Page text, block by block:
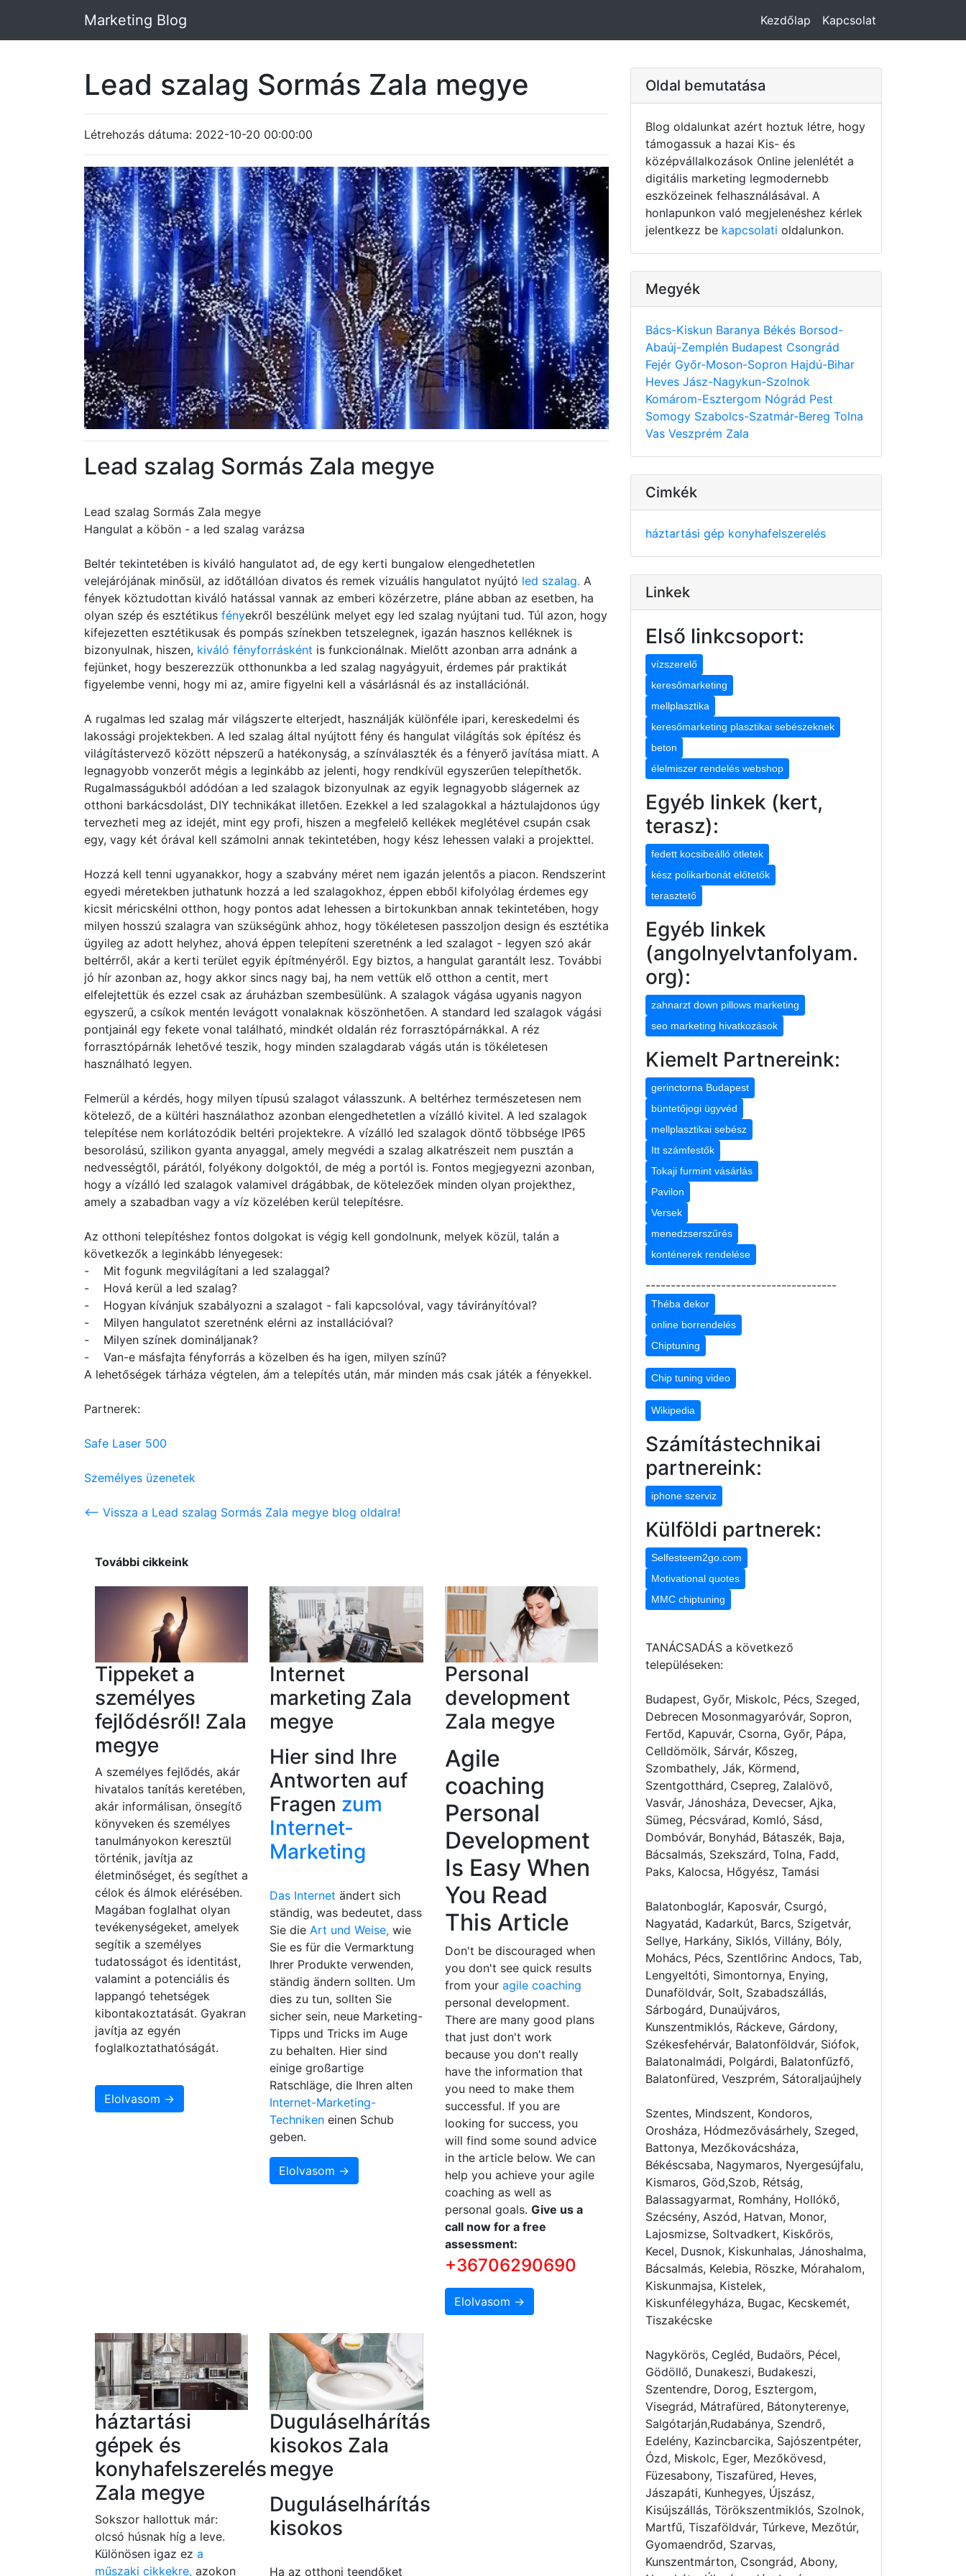
Marketing Blog Kezdőlap Kapcsolat
Lead szalag Sormás Zala megye
Létrehozás dátuma: 2022-10-20 00:00:00
Lead szalag Sormás Zala megye
Lead szalag Sormás Zala megye
Hangulat a köbön - a led szalag varázsa
Beltér tekintetében is kiváló hangulatot ad, de egy kerti bungalow elengedhetetlen
velejárójának minősül, az időtállóan divatos és remek vizuális hangulatot nyújtó led szalag. A
fények köztudottan kiváló hatással vannak az emberi közérzetre, pláne abban az esetben, ha
olyan szép és esztétikus fényekről beszélünk melyet egy led szalag nyújtani tud. Túl azon, hogy
kifejezetten esztétikusak és pompás színekben tetszelegnek, igazán hasznos kelléknek is
bizonyulnak, hiszen, kiváló fényforrásként is funkcionálnak. Mielőtt azonban arra adnánk a
fejünket, hogy beszerezzük otthonunkba a led szalag nagyágyuit, érdemes pár praktikát
figyelembe venni, hogy mi az, amire figyelni kell a vásárlásnál és az installációnál.
A rugalmas led szalag már világszerte elterjedt, használják különféle ipari, kereskedelmi és
lakossági projektekben. A led szalag által nyújtott fény és hangulat világítás sok építész és
világítástervező között népszerű a hatékonyság, a színválaszték és a fényerő javítása miatt. A
legnagyobb vonzerőt mégis a leginkább az jelenti, hogy rendkívül egyszerűen telepíthetők.
Rugalmasságukból adódóan a led szalagok bizonyulnak az egyik legnagyobb slágernek az
otthoni barkácsdolást, DIY technikákat illetően. Ezekkel a led szalagokkal a háztulajdonos úgy
tervezheti meg az idejét, mint egy profi, hiszen a megfelelő kellékek meglétével csupán csak
egy, vagy két órával kell számolni annak tekintetében, hogy kész lehessen valaki a projekttel.
Hozzá kell tenni ugyanakkor, hogy a szabvány méret nem igazán jelentős a piacon. Rendszerint
egyedi méretekben juthatunk hozzá a led szalagokhoz, éppen ebből kifolyólag érdemes egy
kicsit méricskélni otthon, hogy pontos adat lehessen a birtokunkban annak tekintetében, hogy
milyen hosszú szalagra van szükségünk ahhoz, hogy tökéletesen passzoljon design és esztétika
ügyileg az adott helyhez, ahová éppen telepíteni szeretnénk a led szalagot - legyen szó akár
beltérről, akár a kerti terület egyik építményéről. Egy biztos, a hangulat garantált lesz. További
jó hír azonban az, hogy akkor sincs nagy baj, ha nem vettük elő otthon a centit, mert
elfelejtettük és ezzel csak az áruházban szembesülünk. A szalagok vágása ugyanis nagyon
egyszerű, a csíkok mentén levágott vonalaknak köszönhetően. A standard led szalagok vágási
pontjainál egy fekete vonal található, mindkét oldalán réz forrasztópárnákkal. A réz
forrasztópárnák lehetővé teszik, hogy minden szalagdarab vágás után is tökéletesen
használható legyen.
Felmerül a kérdés, hogy milyen típusú szalagot válasszunk. A beltérhez természetesen nem
kötelező, de a kültéri használathoz azonban elengedhetetlen a vízálló kivitel. A led szalagok
telepítése nem korlátozódik beltéri projektekre. A vízálló led szalagok döntő többsége IP65
besorolású, szilikon gyanta anyaggal, amely megvédi a szalag alkatrészeit nem pusztán a
nedvességtől, párától, folyékony dolgoktól, de még a portól is. Fontos megjegyezni azonban,
hogy a vízálló led szalagok valamivel drágábbak, de kötelezőek minden olyan projekthez,
amely a szabadban vagy a víz közelében kerül telepítésre.
Az otthoni telepítéshez fontos dolgokat is végig kell gondolnunk, melyek közül, talán a
következők a leginkább lényegesek:
- Mit fogunk megvilágítani a led szalaggal?
- Hová kerül a led szalag?
- Hogyan kívánjuk szabályozni a szalagot - fali kapcsolóval, vagy távirányítóval?
- Milyen hangulatot szeretnénk elérni az installációval?
- Milyen színek domináljanak?
- Van-e másfajta fényforrás a közelben és ha igen, milyen színű?
A lehetőségek tárháza végtelen, ám a telepítés után, már minden más csak játék a fényekkel.
Partnerek:
Safe Laser 500
Személyes üzenetek
<-- Vissza a Lead szalag Sormás Zala megye blog oldalra!
További cikkeink
Tippeket a
személyes
fejlődésről! Zala
megye
A személyes fejlődés, akár
hivatalos tanítás keretében,
akár informálisan, önsegítő
könyveken és személyes
tanulmányokon keresztül
történik, javítja az
életminőséget, és segíthet a
célok és álmok elérésében.
Magában foglalhat olyan
tevékenységeket, amelyek
segítik a személyes
tudatosságot és identitást,
valamint a potenciális és
lappangó tehetségek
kibontakoztatását. Gyakran
javítja az egyén
foglalkoztathatóságát.
Elolvasom →
Internet
marketing Zala
megye
Hier sind Ihre
Antworten auf
Fragen zum
Internet-
Marketing
Das Internet ändert sich
ständig, was bedeutet, dass
Sie dieArt und Weise,wie
Sie es für die Vermarktung
Ihrer Produkte verwenden,
ständig ändern sollten. Um
dies zu tun, sollten Sie
sicher sein, neue Marketing-
Tipps und Tricks im Auge
zu behalten. Hier sind
einige großartige
Ratschläge, die Ihren alten
Internet-Marketing-
Techniken einen Schub
geben.
Elolvasom →
Personal
development
Zala megye
Agile
coaching
Personal
Development
Is Easy When
You Read
This Article
Don't be discouraged when
you don't see quick results
from your agile coaching
personal development.
There are many good plans
that just don't work
because you don't really
have the information that
you need to make them
successful. If you are
looking for success, you
will find some sound advice
in the article below. We can
help you achieve your agile
coaching as well as
personal goals. Give us a
call now for a free
assessment:
+36706290690
Elolvasom →
háztartási
gépek és
konyhafelszerelés
Zala megye
Sokszor hallottuk már:
olcsó húsnak híg a leve.
Különösen igaz ez a
műszaki cikkekre, azokon
Duguláselhárítás
kisokos Zala
megye
Duguláselhárítás
kisokos
Ha az otthoni teendőket
Oldal bemutatása
Blog oldalunkat azért hoztuk létre, hogy
támogassuk a hazai Kis- és
középvállalkozások Online jelenlétét a
digitális marketing legmodernebb
eszközeinek felhasználásával. A
honlapunkon való megjelenéshez kérlek
jelentkezz be kapcsolati oldalunkon.
Megyék
Bács-Kiskun Baranya Békés Borsod-
Abaúj-Zemplén Budapest Csongrád
Fejér Győr-Moson-Sopron Hajdú-Bihar
Heves Jász-Nagykun-Szolnok
Komárom-Esztergom Nógrád Pest
Somogy Szabolcs-Szatmár-Bereg Tolna
Vas Veszprém Zala
Cimkék
háztartási gép konyhafelszerelés
Linkek
Első linkcsoport:
vízszerelő
keresőmarketing
mellplasztika
keresőmarketing plasztikai sebészeknek
beton
élelmiszer rendelés webshop
Egyéb linkek (kert,
terasz):
fedett kocsibeálló ötletek
kész polikarbonát előtetők
terasztető
Egyéb linkek
(angolnyelvtanfolyam.
org):
zahnarzt down pillows marketing
seo marketing hivatkozások
Kiemelt Partnereink:
gerinctorna Budapest
büntetőjogi ügyvéd
mellplasztikai sebész
Itt számfestők
Tokaji furmint vásárlás
Pavilon
Versek
menedzserszűrés
konténerek rendelése
--------------------------------------
Théba dekor
online borrendelés
Chiptuning
Chip tuning video
Wikipedia
Számítástechnikai
partnereink:
iphone szerviz
Külföldi partnerek:
Selfesteem2go.com
Motivational quotes
MMC chiptuning
TANÁCSADÁS a következő
településeken:
Budapest, Győr, Miskolc, Pécs, Szeged,
Debrecen Mosonmagyaróvár, Sopron,
Fertőd, Kapuvár, Csorna, Győr, Pápa,
Celldömölk, Sárvár, Kőszeg,
Szombathely, Ják, Körmend,
Szentgotthárd, Csepreg, Zalalövő,
Vasvár, Jánosháza, Devecser, Ajka,
Sümeg, Pécsvárad, Komló, Sásd,
Dombóvár, Bonyhád, Bátaszék, Baja,
Bácsalmás, Szekszárd, Tolna, Fadd,
Paks, Kalocsa, Hőgyész, Tamási
Balatonboglár, Kaposvár, Csurgó,
Nagyatád, Kadarkút, Barcs, Szigetvár,
Sellye, Harkány, Siklós, Villány, Bóly,
Mohács, Pécs, Szentlőrinc Andocs, Tab,
Lengyeltóti, Simontornya, Enying,
Dunaföldvár, Solt, Szabadszállás,
Sárbogárd, Dunaújváros,
Kunszentmiklós, Ráckeve, Gárdony,
Székesfehérvár, Balatonföldvár, Siófok,
Balatonalmádi, Polgárdi, Balatonfűzfő,
Balatonfüred, Veszprém, Sátoraljaújhely
Szentes, Mindszent, Kondoros,
Orosháza, Hódmezővásárhely, Szeged,
Battonya, Mezőkovácsháza,
Békéscsaba, Nagymaros, Nyergesújfalu,
Kismaros, Göd,Szob, Rétság,
Balassagyarmat, Romhány, Hollókő,
Szécsény, Aszód, Hatvan, Monor,
Lajosmizse, Soltvadkert, Kiskőrös,
Kecel, Dusnok, Kiskunhalas, Jánoshalma,
Bácsalmás, Kelebia, Röszke, Mórahalom,
Kiskunmajsa, Kistelek,
Kiskunfélegyháza, Bugac, Kecskemét,
Tiszakécske
Nagykörös, Cegléd, Budaörs, Pécel,
Gödöllő, Dunakeszi, Budakeszi,
Szentendre, Dorog, Esztergom,
Visegrád, Mátrafüred, Bátonyterenye,
Salgótarján,Rudabánya, Szendrő,
Edelény, Kazincbarcika, Sajószentpéter,
Ózd, Miskolc, Eger, Mezőkövesd,
Füzesabony, Tiszafüred, Heves,
Jászapáti, Kunhegyes, Újszász,
Kisújszállás, Törökszentmiklós, Szolnok,
Martfű, Tiszaföldvár, Túrkeve, Mezőtúr,
Gyomaendrőd, Szarvas,
Kunszentmárton, Csongrád, Abony,